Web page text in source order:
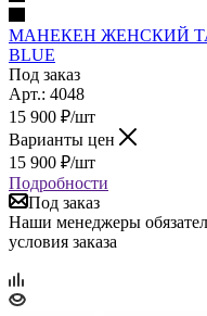
МАНЕКЕН ЖЕНСКИЙ
BLUE
Под заказ
Арт.: 4048
15 900 ₽/шт
Варианты цен
15 900 ₽/шт
Подробности
Под заказ
Наши менеджеры
условия заказа